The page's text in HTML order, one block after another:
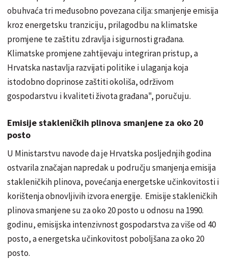
obuhvaća tri međusobno povezana cilja: smanjenje emisija
kroz energetsku tranziciju, prilagodbu na klimatske
promjene te zaštitu zdravlja i sigurnosti građana.
Klimatske promjene zahtijevaju integriran pristup, a
Hrvatska nastavlja razvijati politike i ulaganja koja
istodobno doprinose zaštiti okoliša, održivom
gospodarstvu i kvaliteti života građana", poručuju.
Emisije stakleničkih plinova smanjene za oko 20
posto
U Ministarstvu navode da je Hrvatska posljednjih godina
ostvarila značajan napredak u području smanjenja emisija
stakleničkih plinova, povećanja energetske učinkovitosti i
korištenja obnovljivih izvora energije. Emisije stakleničkih
plinova smanjene su za oko 20 posto u odnosu na 1990.
godinu, emisijska intenzivnost gospodarstva za više od 40
posto, a energetska učinkovitost poboljšana za oko 20
posto.